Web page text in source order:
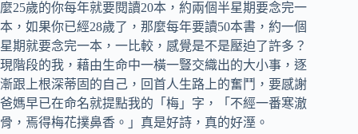
麼25歲的你每年就要閱讀20本，約兩個半星期要念完一
本，如果你已經28歲了，那麼每年要讀50本書，約一個
星期就要念完一本，一比較，感覺是不是壓迫了許多？
現階段的我，藉由生命中一橫一豎交織出的大小事，逐
漸跟上根深蒂固的自己，回首人生路上的奮鬥，要感謝
爸媽早已在命名就提點我的「梅」字，「不經一番寒澈
骨，焉得梅花撲鼻香。」真是好詩，真的好溼。